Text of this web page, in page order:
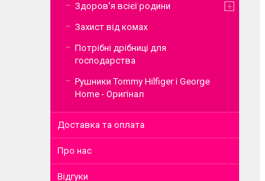
Здоров'я всієї родини
Захист від комах
Потрібні дрібниці для
господарства
Рушники Tommy Hilfiger і George
Home - Оригінал
Доставка та оплата
Про нас
Відгуки